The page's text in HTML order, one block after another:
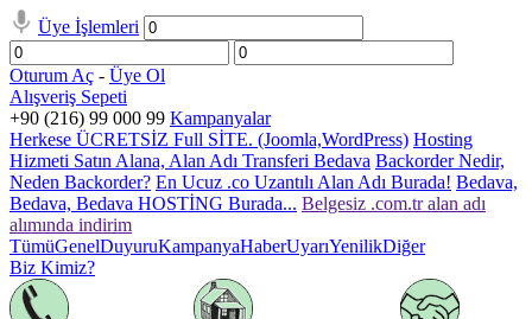
Üye İşlemleri
Oturum Aç - Üye Ol
Alışveriş Sepeti
+90 (216) 99 000 99 Kampanyalar
Herkese ÜCRETSİZ Full SİTE. (Joomla,WordPress) Hosting
Hizmeti Satın Alana, Alan Adı Transferi Bedava Backorder Nedir,
Neden Backorder? En Ucuz .co Uzantılı Alan Adı Burada! Bedava,
Bedava, Bedava HOSTİNG Burada... Belgesiz .com.tr alan adı
alımında indirim
TümüGenelDuyuruKampanyaHaberUyarıYenilikDiğer
Biz Kimiz?